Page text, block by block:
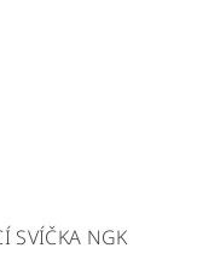
SVÍČKA NGK